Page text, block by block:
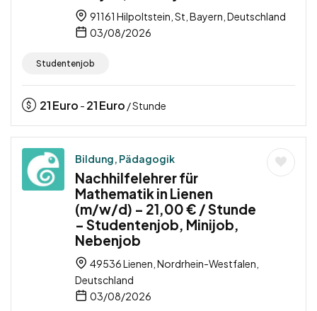
91161 Hilpoltstein, St, Bayern, Deutschland
03/08/2026
Studentenjob
21Euro - 21Euro / Stunde
Bildung, Pädagogik
Nachhilfelehrer für
Mathematik in Lienen
(m/w/d) – 21,00 € / Stunde
– Studentenjob, Minijob,
Nebenjob
49536 Lienen, Nordrhein-Westfalen,
Deutschland
03/08/2026